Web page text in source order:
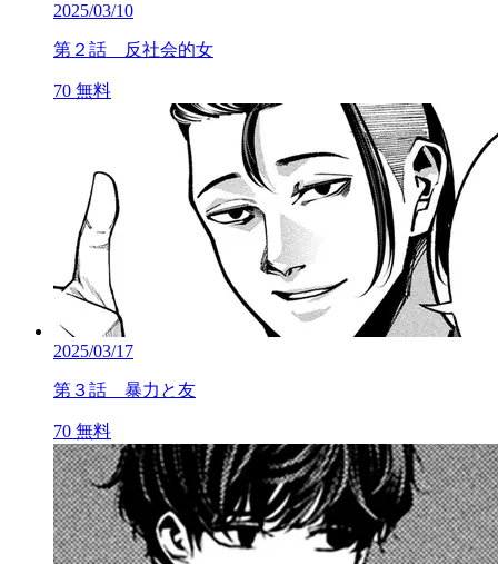
2025/03/10
第２話 反社会的女
70 無料
2025/03/17
第３話 暴力と友
70 無料